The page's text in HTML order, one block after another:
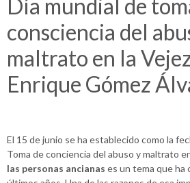
Día mundial de
consciencia del
maltrato en la
Enrique Gómez
El 15 de junio se ha establecido como la
Toma de conciencia del abuso y maltrato en
las personas ancianas es un tema que ha